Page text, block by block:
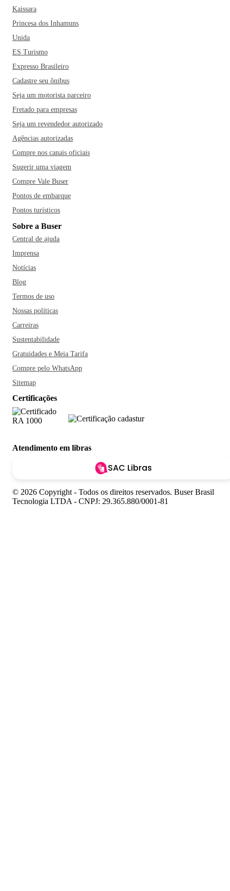
Kaissara
Princesa dos Inhamuns
Unida
ES Turismo
Expresso Brasileiro
Cadastre seu ônibus
Seja um motorista parceiro
Fretado para empresas
Seja um revendedor autorizado
Agências autorizadas
Compre nos canais oficiais
Sugerir uma viagem
Compre Vale Buser
Pontos de embarque
Pontos turísticos
Sobre a Buser
Central de ajuda
Imprensa
Notícias
Blog
Termos de uso
Nossas políticas
Carreiras
Sustentabilidade
Gratuidades e Meia Tarifa
Compre pelo WhatsApp
Sitemap
Certificações
Atendimento em libras
SAC Libras
© 2026 Copyright - Todos os direitos reservados. Buser Brasil
Tecnologia LTDA - CNPJ: 29.365.880/0001-81